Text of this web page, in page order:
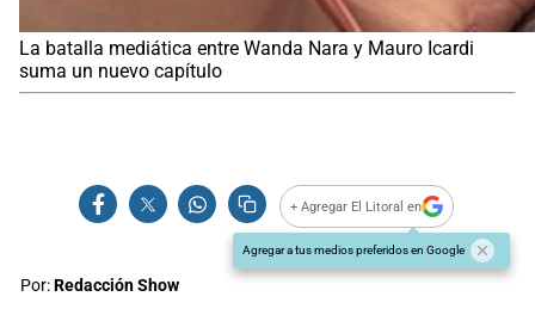
La batalla mediática entre Wanda Nara y Mauro Icardi
suma un nuevo capítulo
+ Agregar El Litoral en
Agregar a tus medios preferidos en Google
Por:Redacción Show